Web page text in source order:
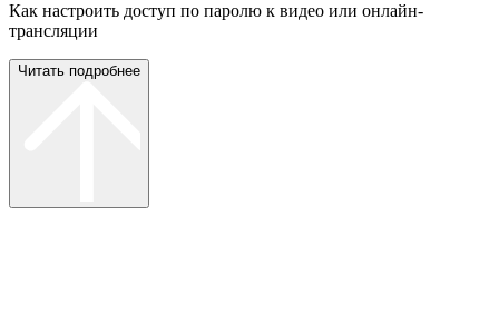
Как настроить доступ по паролю к видео или онлайн-
трансляции
Читать подробнее